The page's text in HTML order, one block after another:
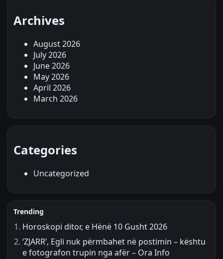
Archives
August 2026
July 2026
June 2026
May 2026
April 2026
March 2026
Categories
Uncategorized
Trending
Horoskopi ditor, e Hënë 10 Gusht 2026
‘ZJARR’, Egli nuk përmbahet në postimin – kështu
e fotografon trupin nga afër – Ora Info